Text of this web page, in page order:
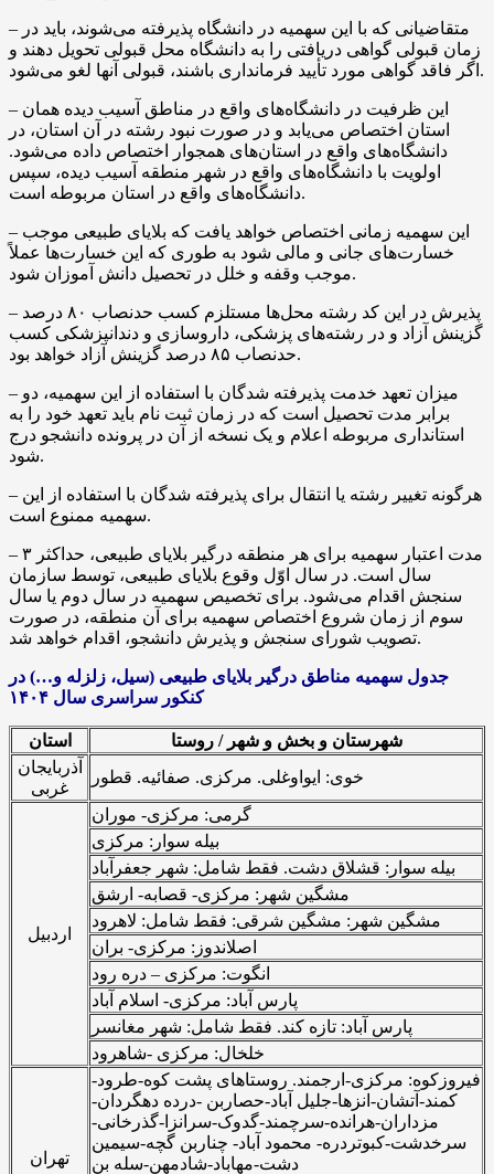
– متقاضیانی که با این سهمیه در دانشگاه پذیرفته می‌شوند، باید در
زمان قبولی گواهی دریافتی را به دانشگاه محل قبولی تحویل دهند و
اگر فاقد گواهی مورد تأیید فرمانداری باشند، قبولی آنها لغو می‌شود.
– این ظرفیت در دانشگاه‌های واقع در مناطق آسیب دیده همان
استان اختصاص می‌یابد و در صورت نبود رشته در آن استان، در
دانشگاه‌های واقع در استان‌های همجوار اختصاص داده می‌شود.
اولویت با دانشگاه‌های واقع در شهر منطقه آسیب دیده، سپس
دانشگاه‌های واقع در استان مربوطه است.
– این سهمیه زمانی اختصاص خواهد یافت که بلایای طبیعی موجب
خسارت‌های جانی و مالی شود به طوری که این خسارت‌ها عملاً
موجب وقفه و خلل در تحصیل دانش آموزان شود.
– پذیرش در این کد رشته محل‌ها مستلزم کسب حدنصاب ۸۰ درصد
گزینش آزاد و در رشته‌های پزشکی، داروسازی و دندانپزشکی کسب
حدنصاب ۸۵ درصد گزینش آزاد خواهد بود.
– میزان تعهد خدمت پذیرفته شدگان با استفاده از این سهمیه، دو
برابر مدت تحصیل است که در زمان ثبت نام باید تعهد خود را به
استانداری مربوطه اعلام و یک نسخه از آن در پرونده دانشجو درج
شود.
– هرگونه تغییر رشته یا انتقال برای پذیرفته شدگان با استفاده از این
سهمیه ممنوع است.
– مدت اعتبار سهمیه برای هر منطقه درگیر بلایای طبیعی، حداکثر ۳
سال است. در سال اوّل وقوع بلایای طبیعی، توسط سازمان
سنجش اقدام می‌شود. برای تخصیص سهمیه در سال دوم یا سال
سوم از زمان شروع اختصاص سهمیه برای آن منطقه، در صورت
تصویب شورای سنجش و پذیرش دانشجو، اقدام خواهد شد.
جدول سهمیه مناطق درگیر بلایای طبیعی (سیل، زلزله و…) در
کنکور سراسری سال ۱۴۰۴
استان
شهرستان و بخش و شهر / روستا
آذربایجان
غربی
خوی: ایواوغلی. مرکزی. صفائیه. قطور
اردبیل
گرمی: مرکزی- موران
بیله سوار: مرکزی
بیله سوار: قشلاق دشت. فقط شامل: شهر جعفرآباد
مشگین شهر: مرکزی- قصابه- ارشق
مشگین شهر: مشگین شرقی: فقط شامل: لاهرود
اصلاندوز: مرکزی- بران
انگوت: مرکزی – دره رود
پارس آباد: مرکزی- اسلام آباد
پارس آباد: تازه کند. فقط شامل: شهر مغانسر
خلخال: مرکزی -شاهرود
تهران
فیروزکوه: مرکزی-ارجمند. روستاهای پشت کوه-طرود-
کمند-آتشان-انزها-جلیل آباد-حصاربن -درده دهگردان-
مزداران-هرانده-سرچمند-گدوک-سرانزا-گذرخانی-
سرخدشت-کبوتردره- محمود آباد- چناربن گچه-سیمین
دشت-مهاباد-شادمهن-سله بن